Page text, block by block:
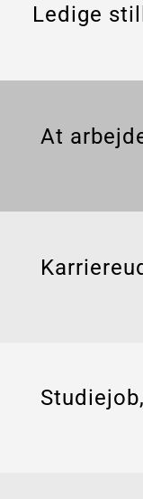
Ledige
At